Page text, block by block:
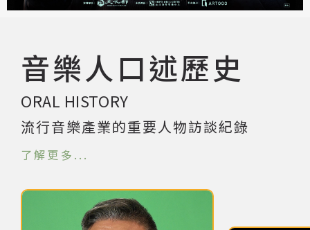
音樂人口述歷史
ORAL HISTORY
流行音樂產業的重要人物訪談紀錄
了解更多